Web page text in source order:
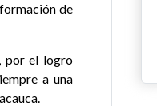
de
por el logro
a una